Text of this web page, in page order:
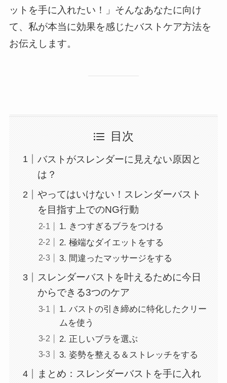
ットを手に入れたい！」そんなあなたに向け
て、私が本当に効果を感じたバストケア方法を
お伝えします。
目次
バストがスレンダーに見えない原因と
は？
やってはいけない！スレンダーバスト
を目指す上でのNG行動
1. きつすぎるブラをつける
2. 極端なダイエットをする
3. 間違ったマッサージをする
スレンダーバストを叶えるために今日
からできる3つのケア
1. バストの引き締めに特化したクリー
ムを使う
2. 正しいブラを選ぶ
3. 姿勢を整える＆ストレッチをする
まとめ：スレンダーバストを手に入れ